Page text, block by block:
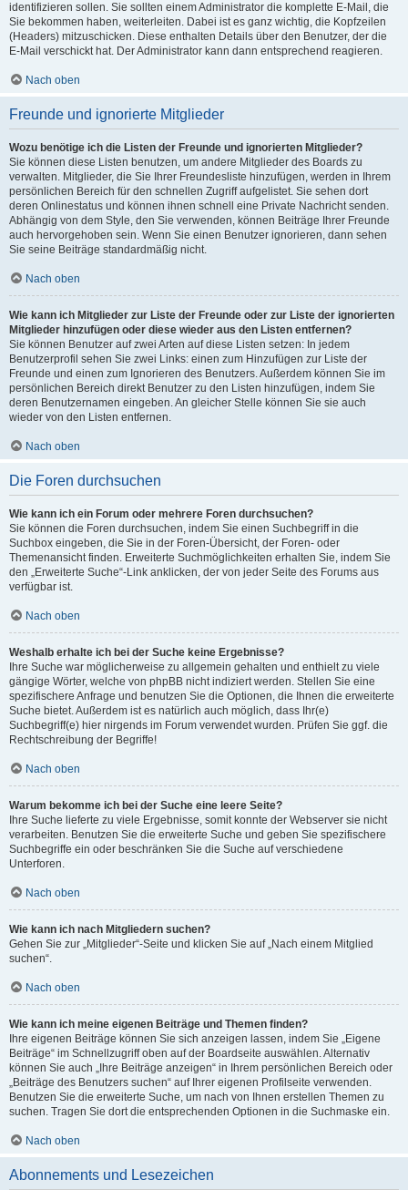
identifizieren sollen. Sie sollten einem Administrator die komplette E-Mail, die
Sie bekommen haben, weiterleiten. Dabei ist es ganz wichtig, die Kopfzeilen
(Headers) mitzuschicken. Diese enthalten Details über den Benutzer, der die
E-Mail verschickt hat. Der Administrator kann dann entsprechend reagieren.
Nach oben
Freunde und ignorierte Mitglieder
Wozu benötige ich die Listen der Freunde und ignorierten Mitglieder?
Sie können diese Listen benutzen, um andere Mitglieder des Boards zu
verwalten. Mitglieder, die Sie Ihrer Freundesliste hinzufügen, werden in Ihrem
persönlichen Bereich für den schnellen Zugriff aufgelistet. Sie sehen dort
deren Onlinestatus und können ihnen schnell eine Private Nachricht senden.
Abhängig von dem Style, den Sie verwenden, können Beiträge Ihrer Freunde
auch hervorgehoben sein. Wenn Sie einen Benutzer ignorieren, dann sehen
Sie seine Beiträge standardmäßig nicht.
Nach oben
Wie kann ich Mitglieder zur Liste der Freunde oder zur Liste der ignorierten
Mitglieder hinzufügen oder diese wieder aus den Listen entfernen?
Sie können Benutzer auf zwei Arten auf diese Listen setzen: In jedem
Benutzerprofil sehen Sie zwei Links: einen zum Hinzufügen zur Liste der
Freunde und einen zum Ignorieren des Benutzers. Außerdem können Sie im
persönlichen Bereich direkt Benutzer zu den Listen hinzufügen, indem Sie
deren Benutzernamen eingeben. An gleicher Stelle können Sie sie auch
wieder von den Listen entfernen.
Nach oben
Die Foren durchsuchen
Wie kann ich ein Forum oder mehrere Foren durchsuchen?
Sie können die Foren durchsuchen, indem Sie einen Suchbegriff in die
Suchbox eingeben, die Sie in der Foren-Übersicht, der Foren- oder
Themenansicht finden. Erweiterte Suchmöglichkeiten erhalten Sie, indem Sie
den „Erweiterte Suche“-Link anklicken, der von jeder Seite des Forums aus
verfügbar ist.
Nach oben
Weshalb erhalte ich bei der Suche keine Ergebnisse?
Ihre Suche war möglicherweise zu allgemein gehalten und enthielt zu viele
gängige Wörter, welche von phpBB nicht indiziert werden. Stellen Sie eine
spezifischere Anfrage und benutzen Sie die Optionen, die Ihnen die erweiterte
Suche bietet. Außerdem ist es natürlich auch möglich, dass Ihr(e)
Suchbegriff(e) hier nirgends im Forum verwendet wurden. Prüfen Sie ggf. die
Rechtschreibung der Begriffe!
Nach oben
Warum bekomme ich bei der Suche eine leere Seite?
Ihre Suche lieferte zu viele Ergebnisse, somit konnte der Webserver sie nicht
verarbeiten. Benutzen Sie die erweiterte Suche und geben Sie spezifischere
Suchbegriffe ein oder beschränken Sie die Suche auf verschiedene
Unterforen.
Nach oben
Wie kann ich nach Mitgliedern suchen?
Gehen Sie zur „Mitglieder“-Seite und klicken Sie auf „Nach einem Mitglied
suchen“.
Nach oben
Wie kann ich meine eigenen Beiträge und Themen finden?
Ihre eigenen Beiträge können Sie sich anzeigen lassen, indem Sie „Eigene
Beiträge“ im Schnellzugriff oben auf der Boardseite auswählen. Alternativ
können Sie auch „Ihre Beiträge anzeigen“ in Ihrem persönlichen Bereich oder
„Beiträge des Benutzers suchen“ auf Ihrer eigenen Profilseite verwenden.
Benutzen Sie die erweiterte Suche, um nach von Ihnen erstellen Themen zu
suchen. Tragen Sie dort die entsprechenden Optionen in die Suchmaske ein.
Nach oben
Abonnements und Lesezeichen